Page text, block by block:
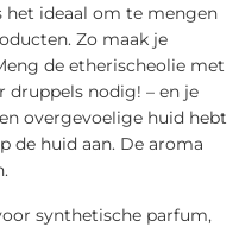
het ideaal om te mengen
Zo maak je
de etherischeolie met
druppels nodig! – en je
overgevoelige huid hebt
de huid aan. De aroma
synthetische parfum,